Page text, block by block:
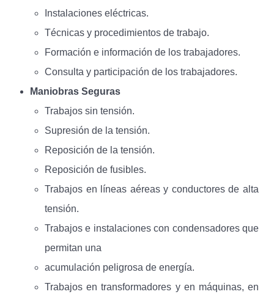
Instalaciones eléctricas.
Técnicas y procedimientos de trabajo.
Formación e información de los trabajadores.
Consulta y participación de los trabajadores.
Maniobras Seguras
Trabajos sin tensión.
Supresión de la tensión.
Reposición de la tensión.
Reposición de fusibles.
Trabajos en líneas aéreas y conductores de alta
tensión.
Trabajos e instalaciones con condensadores que
permitan una
acumulación peligrosa de energía.
Trabajos en transformadores y en máquinas, en